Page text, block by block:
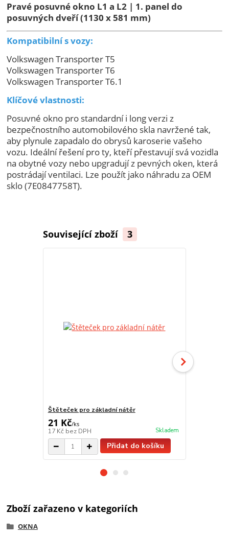
Pravé posuvné okno L1 a L2 | 1. panel do
posuvných dveří (1130 x 581 mm)
Kompatibilní s vozy:
Volkswagen Transporter T5
Volkswagen Transporter T6
Volkswagen Transporter T6.1
Klíčové vlastnosti:
Posuvné okno pro standardní i long verzi z
bezpečnostního automobilového skla navržené tak,
aby plynule zapadalo do obrysů karoserie vašeho
vozu. Ideální řešení pro ty, kteří přestavují svá vozidla
na obytné vozy nebo upgradují z pevných oken, která
postrádají ventilaci. Lze použít jako náhradu za OEM
sklo (7E0847758T).
Související zboží 3
Štěteček pro základní nátěr
21 Kč/ks
17 Kč bez DPH Skladem
Přidat do košíku
Zboží zařazeno v kategoriích
OKNA